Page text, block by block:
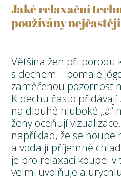
Jaké relaxační
používány
Většina žen při porodu
s dechem – pomalé
zaměřenou pozornost
K dechu často přidávají
na dlouhé hluboké „á“
ženy oceňují
například, že se houpe
a voda jí příjemně
je pro relaxaci koupel v
velmi uvolňuje a